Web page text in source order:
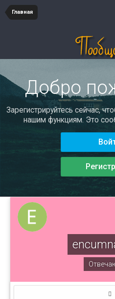
Главная
Добро
Зарегистрируйтесь сейчас,
нашим функциям. Это